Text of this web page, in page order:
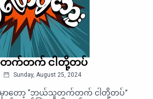
က်တက် ငါတို့တပ်
Sunday, August 25, 2024
ာတော့ “ဘယ်သူတက်တက် ငါတို့တပ်”